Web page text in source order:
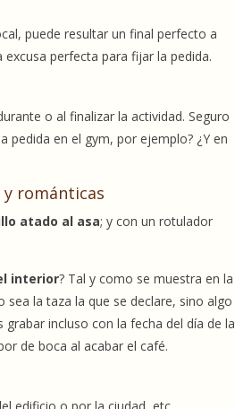
puede resultar un final perfecto a
perfecta para fijar la pedida.
o al finalizar la actividad. Seguro
pedida en el gym, por ejemplo? ¿Y en
atado al asa; y con un rotulador
interior? Tal y como se muestra en la
la taza la que se declare, sino algo
incluso con la fecha del día de la
de boca al acabar el café.